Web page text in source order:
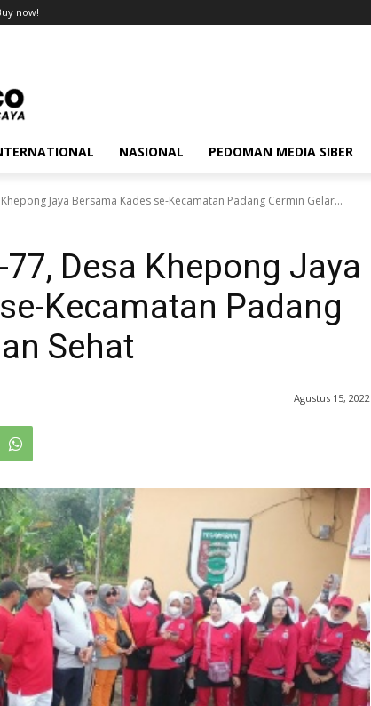
now!
NASIONAL PEDOMAN MEDIA SIBER
Jaya Bersama Kades se-Kecamatan Padang Cermin Gelar...
Desa Khepong Jaya
Kecamatan Padang
Sehat
Agustus 15, 2022